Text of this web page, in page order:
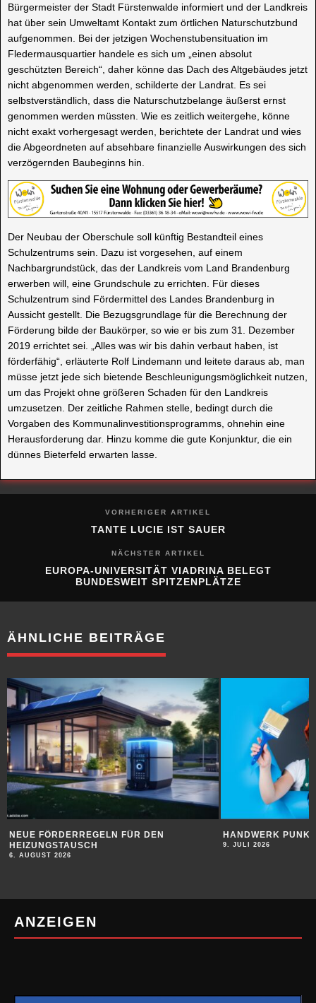
Bürgermeister der Stadt Fürstenwalde informiert und der Landkreis
hat über sein Umweltamt Kontakt zum örtlichen Naturschutzbund
aufgenommen. Bei der jetzigen Wochenstubensituation im
Fledermausquartier handele es sich um „einen absolut
geschützten Bereich“, daher könne das Dach des Altgebäudes jetzt
nicht abgenommen werden, schilderte der Landrat. Es sei
selbstverständlich, dass die Naturschutzbelange äußerst ernst
genommen werden müssten. Wie es zeitlich weitergehe, könne
nicht exakt vorhergesagt werden, berichtete der Landrat und wies
die Abgeordneten auf absehbare finanzielle Auswirkungen des sich
verzögernden Baubeginns hin.
Der Neubau der Oberschule soll künftig Bestandteil eines
Schulzentrums sein. Dazu ist vorgesehen, auf einem
Nachbargrundstück, das der Landkreis vom Land Brandenburg
erwerben will, eine Grundschule zu errichten. Für dieses
Schulzentrum sind Fördermittel des Landes Brandenburg in
Aussicht gestellt. Die Bezugsgrundlage für die Berechnung der
Förderung bilde der Baukörper, so wie er bis zum 31. Dezember
2019 errichtet sei. „Alles was wir bis dahin verbaut haben, ist
förderfähig“, erläuterte Rolf Lindemann und leitete daraus ab, man
müsse jetzt jede sich bietende Beschleunigungsmöglichkeit nutzen,
um das Projekt ohne größeren Schaden für den Landkreis
umzusetzen. Der zeitliche Rahmen stelle, bedingt durch die
Vorgaben des Kommunalinvestitionsprogramms, ohnehin eine
Herausforderung dar. Hinzu komme die gute Konjunktur, die ein
dünnes Bieterfeld erwarten lasse.
VORHERIGER ARTIKEL
TANTE LUCIE IST SAUER
NÄCHSTER ARTIKEL
EUROPA-UNIVERSITÄT VIADRINA BELEGT
BUNDESWEIT SPITZENPLÄTZE
ÄHNLICHE BEITRÄGE
HANDWERK PUNKTET BEI JUGENDLICHEN
9. JULI 2026
SUBSTANZ
9. JULI 2026
ANZEIGEN